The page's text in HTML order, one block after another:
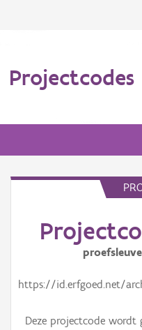
Projectcodes
https://id.erfgoed.net/
Deze projectcode wordt